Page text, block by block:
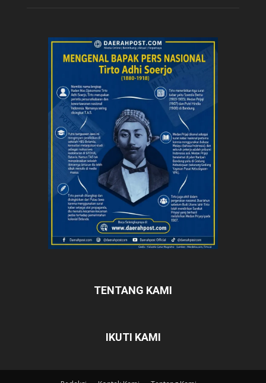
TENTANG KAMI
IKUTI KAMI